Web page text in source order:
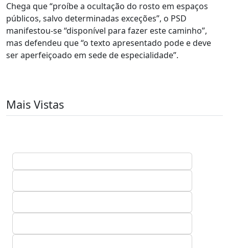
Chega que “proíbe a ocultação do rosto em espaços
públicos, salvo determinadas exceções”, o PSD
manifestou-se “disponível para fazer este caminho”,
mas defendeu que “o texto apresentado pode e deve
ser aperfeiçoado em sede de especialidade”.
Mais Vistas